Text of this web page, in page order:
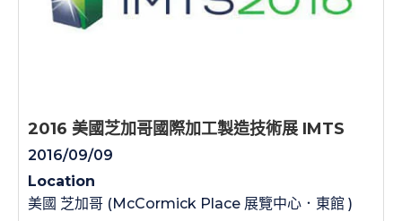
2016 美國芝加哥國際加工製造技術展 IMTS
2016/09/09
Location
美國 芝加哥 (McCormick Place 展覽中心．東館 )